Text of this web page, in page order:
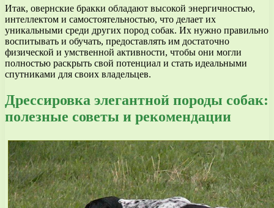
Итак, овернские бракки обладают высокой энергичностью,
интеллектом и самостоятельностью, что делает их
уникальными среди других пород собак. Их нужно правильно
воспитывать и обучать, предоставлять им достаточно
физической и умственной активности, чтобы они могли
полностью раскрыть свой потенциал и стать идеальными
спутниками для своих владельцев.
Дрессировка элегантной породы собак:
полезные советы и рекомендации